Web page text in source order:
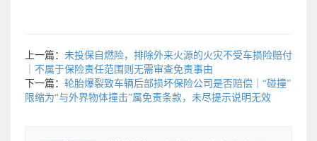
上一篇： 未投保自燃险，排除外来火源的火灾不受车损险赔付
｜不属于保险责任范围则无需审查免责事由
下一篇： 轮胎爆裂致车辆后部损坏保险公司是否赔偿｜“碰撞”
限缩为“与外界物体撞击”属免责条款，未尽提示说明无效